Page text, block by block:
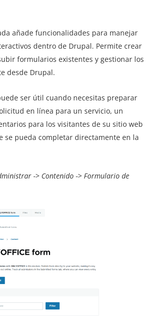
añade funcionalidades para manejar
dentro de Drupal. Permite crear
formularios existentes y gestionar los
desde Drupal.
ser útil cuando necesitas preparar
en línea para un servicio, un
para los visitantes de su sitio web
se pueda completar directamente en la
-> Contenido -> Formulario de